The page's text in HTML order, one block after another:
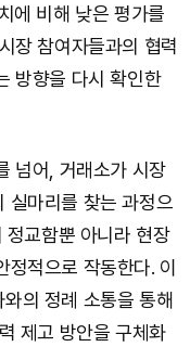
에 비해 낮은 평가를
장 참여자들과의 협력
방향을 다시 확인한
넘어, 거래소가 시장
실마리를 찾는 과정으
교함뿐 아니라 현장
적으로 작동한다. 이
의 정례 소통을 통해
제고 방안을 구체화